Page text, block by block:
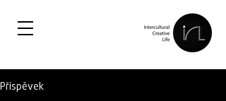
Příspěvek